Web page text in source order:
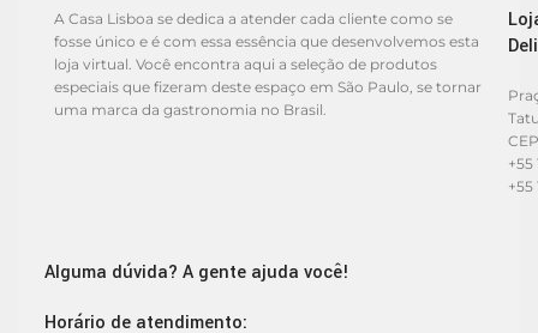
A Casa Lisboa se dedica a atender cada cliente como se
fosse único e é com essa essência que desenvolvemos esta
loja virtual. Você encontra aqui a seleção de produtos
especiais que fizeram deste espaço em São Paulo, se tornar
uma marca da gastronomia no Brasil.
+55
+55
Alguma dúvida? A gente ajuda você!
Horário de atendimento: